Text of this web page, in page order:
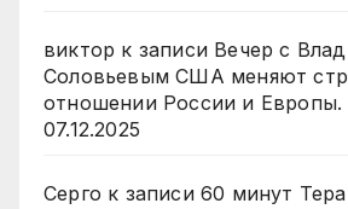
виктор к записи Вечер с
Соловьевым США меняют
отношении России и
07.12.2025
Серго к записи 60 минут